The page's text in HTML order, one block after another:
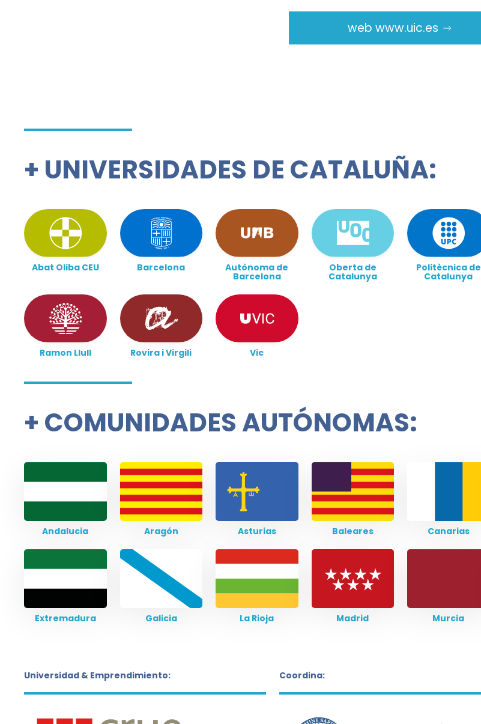
web www.uic.es
+ UNIVERSIDADES DE CATALUÑA:
Abat Oliba CEU Barcelona Autònoma de
Barcelona
Oberta de
Catalunya
Politècnica de
Catalunya
Ramon Llull Rovira i Virgili Vic
+ COMUNIDADES AUTÓNOMAS:
Andalucia Aragón Asturias Baleares Canarias
Extremadura Galicia La Rioja Madrid Murcia
Universidad & Emprendimiento: Coordina: